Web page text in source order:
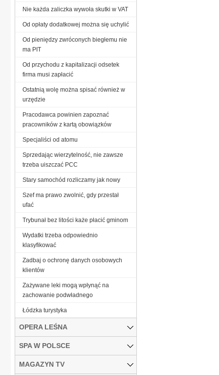
Nie każda zaliczka wywoła skutki w VAT
Od opłaty dodatkowej można się uchylić
Od pieniędzy zwróconych biegłemu nie
ma PIT
Od przychodu z kapitalizacji odsetek
firma musi zapłacić
Ostatnią wolę można spisać również w
urzędzie
Pracodawca powinien zapoznać
pracowników z kartą obowiązków
Specjaliści od atomu
Sprzedając wierzytelność, nie zawsze
trzeba uiszczać PCC
Stary samochód rozliczamy jak nowy
Szef ma prawo zwolnić, gdy przestał
ufać
Trybunał bez litości każe płacić gminom
Wydatki trzeba odpowiednio
klasyfikować
Zadbaj o ochronę danych osobowych
klientów
Zażywane leki mogą wpłynąć na
zachowanie podwładnego
Łódzka turystyka
OPERA LEŚNA
SPA W POLSCE
MAGAZYN TV